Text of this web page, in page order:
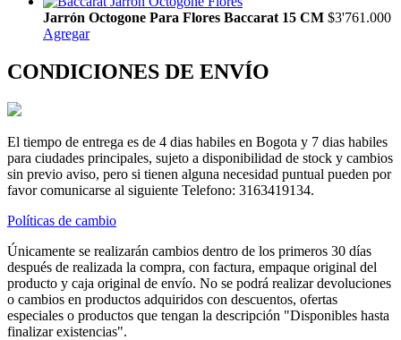
Jarrón Octogone Para Flores Baccarat 15 CM $3'761.000
Agregar
CONDICIONES DE ENVÍO
El tiempo de entrega es de 4 dias habiles en Bogota y 7 dias habiles
para ciudades principales, sujeto a disponibilidad de stock y cambios
sin previo aviso, pero si tienen alguna necesidad puntual pueden por
favor comunicarse al siguiente Telefono: 3163419134.
Políticas de cambio
Únicamente se realizarán cambios dentro de los primeros 30 días
después de realizada la compra, con factura, empaque original del
producto y caja original de envío. No se podrá realizar devoluciones
o cambios en productos adquiridos con descuentos, ofertas
especiales o productos que tengan la descripción "Disponibles hasta
finalizar existencias".